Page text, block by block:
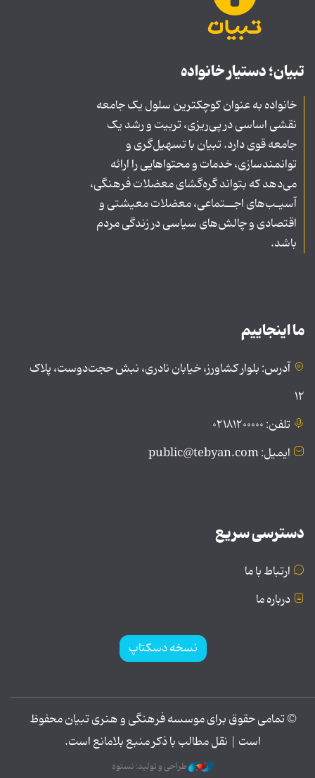
تبیان؛ دستیار خانواده
خانواده به عنوان کوچکترین سلول یک جامعه
نقشی اساسی در پی‌ریزی، تربیت و رشد یک
جامعه قوی دارد. تبیان با تسهیل‌گری و
توانمندسازی، خدمات و محتواهایی را ارائه
می‌دهد که بتواند گره‌گشای معضلات فرهنگی،
آسیـب‌های اجــتماعی، معضلات معیشتی و
اقتصادی و چالش‌های سیاسی در زندگی مردم
باشد.
ما اینجاییم
آدرس: بلوار کشاورز، خیابان نادری، نبش حجت‌دوست، پلاک
۱۲
تلفن: ۰۲۱۸۱۲۰۰۰۰۰
ایمیل: public@tebyan.com
دسترسی سریع
ارتباط با ما
درباره ما
نسخه دسکتاپ
© تمامی حقوق برای موسسه فرهنگی و هنری تبیان محفوظ
است | نقل مطالب با ذکر منبع بلامانع است.
طراحی و تولید: نستوه